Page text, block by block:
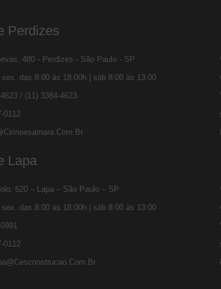
Perdizes
480 - Perdizes - São Paulo - SP
das 8:00 às 18:00h | sáb 8:00 às 13:00
/ (11) 3384-4623
0112
Lapa
620 – Lapa – São Paulo – SP
das 8:00 às 18:00h | sáb 8:00 às 13:00
0112